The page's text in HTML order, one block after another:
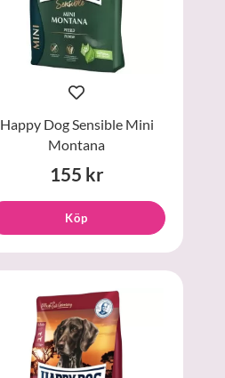
Happy Dog Sensible Mini
Montana
155 kr
Köp